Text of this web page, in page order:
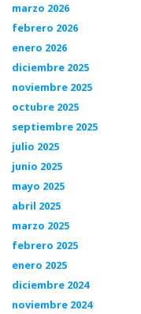
marzo 2026
febrero 2026
enero 2026
diciembre 2025
noviembre 2025
octubre 2025
septiembre 2025
julio 2025
junio 2025
mayo 2025
abril 2025
marzo 2025
febrero 2025
enero 2025
diciembre 2024
noviembre 2024